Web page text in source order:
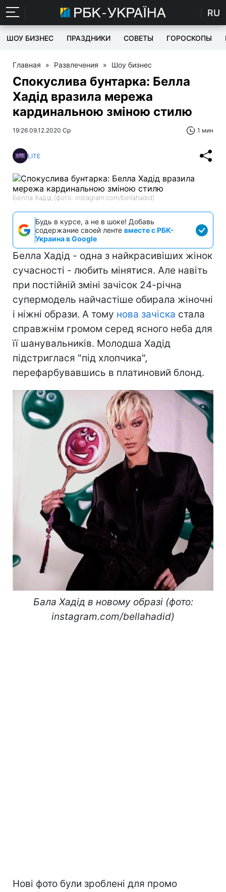
RU
ШОУ БИЗНЕС ПРАЗДНИКИ СОВЕТЫ ГОРОСКОПЫ
Главная » Развлечения » Шоу бизнес
Спокуслива бунтарка: Белла
Хадід вразила мережа
кардинальною зміною стилю
19:26 09.12.2020 Ср 1 мин
LITE
Белла Хадід (фото: instagram.com/bellahadid)
Будь в курсе, а не в шоке! Добавь
содержание своей ленте вместе с РБК-
Украина в Google
Белла Хадід - одна з найкрасивіших жінок
сучасності - любить мінятися. Але навіть
при постійній зміні зачісок 24-річна
супермодель найчастіше обирала жіночні
і ніжні образи. А тому нова зачіска стала
справжнім громом серед ясного неба для
її шанувальників. Молодша Хадід
підстриглася "під хлопчика",
перефарбувавшись в платиновий блонд.
Бала Хадід в новому образі (фото:
instagram.com/bellahadid)
Нові фото були зроблені для промо